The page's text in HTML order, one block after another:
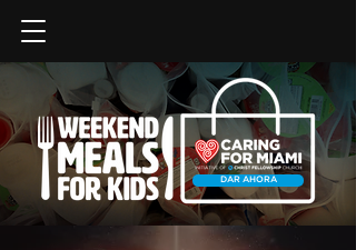
DAR AHORA